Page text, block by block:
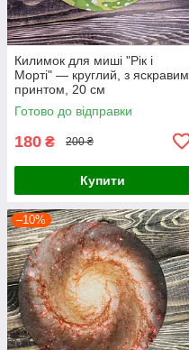
Килимок для миші "Рік і
Морті" — круглий, з яскравим
принтом, 20 см
Готово до відправки
180 ₴ 200 ₴
Купити
–10%